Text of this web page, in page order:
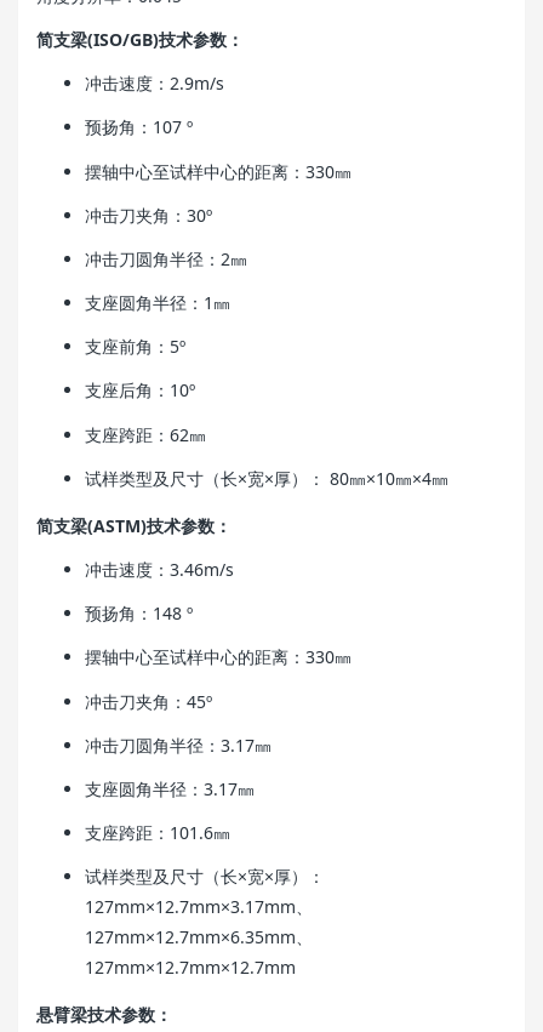
简支梁(ISO/GB)技术参数：
冲击速度：2.9m/s
预扬角：107 º
摆轴中心至试样中心的距离：330㎜
冲击刀夹角：30º
冲击刀圆角半径：2㎜
支座圆角半径：1㎜
支座前角：5º
支座后角：10º
支座跨距：62㎜
试样类型及尺寸（长×宽×厚）： 80㎜×10㎜×4㎜
简支梁(ASTM)技术参数：
冲击速度：3.46m/s
预扬角：148 º
摆轴中心至试样中心的距离：330㎜
冲击刀夹角：45º
冲击刀圆角半径：3.17㎜
支座圆角半径：3.17㎜
支座跨距：101.6㎜
试样类型及尺寸（长×宽×厚）：
127mm×12.7mm×3.17mm、
127mm×12.7mm×6.35mm、
127mm×12.7mm×12.7mm
悬臂梁技术参数：